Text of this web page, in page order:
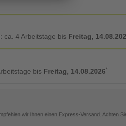
ca. 4 Arbeitstage bis Freitag,
bis Freitag, 14.08.2026*
wir Ihnen einen Express-Versand. Achten